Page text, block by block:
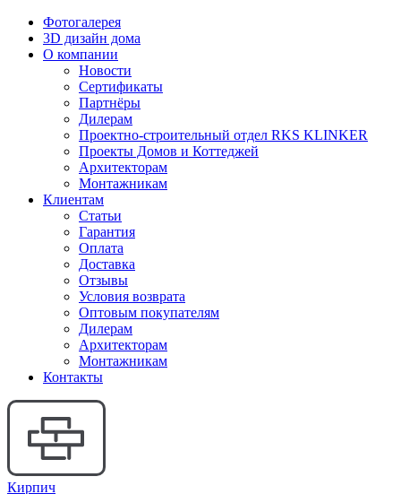
Фотогалерея
3D дизайн дома
О компании
Новости
Сертификаты
Партнёры
Дилерам
Проектно-строительный отдел RKS KLINKER
Проекты Домов и Коттеджей
Архитекторам
Монтажникам
Клиентам
Статьи
Гарантия
Оплата
Доставка
Отзывы
Условия возврата
Оптовым покупателям
Дилерам
Архитекторам
Монтажникам
Контакты
Кирпич